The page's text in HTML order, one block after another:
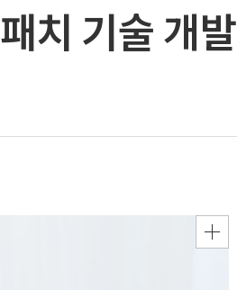
치 기술 개발